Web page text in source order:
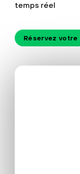
temps réel
Réservez votre